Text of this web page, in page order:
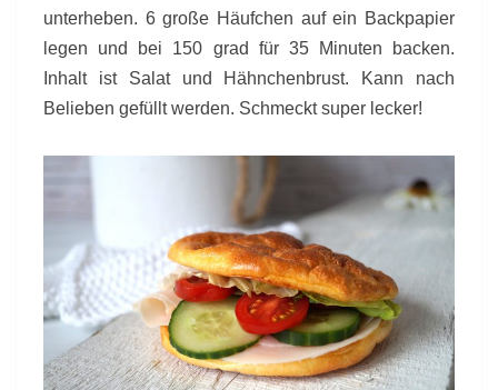
unterheben. 6 große Häufchen auf ein Backpapier
legen und bei 150 grad für 35 Minuten backen.
Inhalt ist Salat und Hähnchenbrust. Kann nach
Belieben gefüllt werden. Schmeckt super lecker!